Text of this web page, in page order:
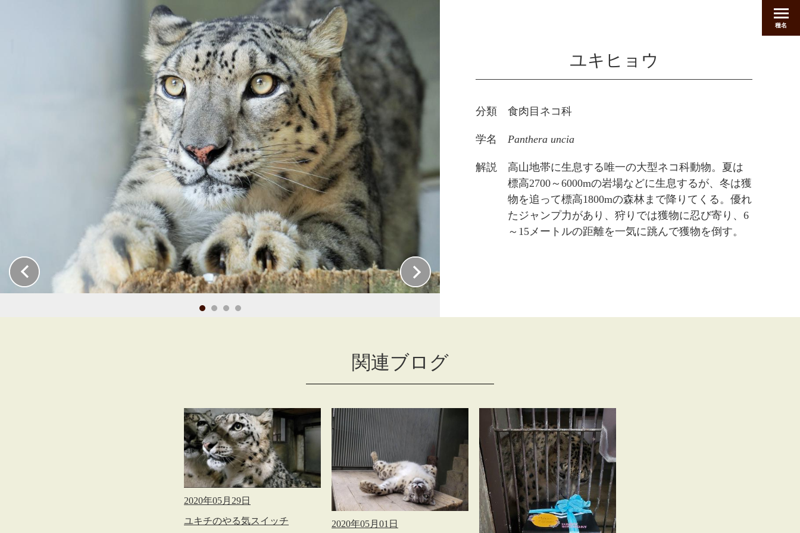
ユキヒョウ
分類 食肉目ネコ科
学名 Panthera uncia
解説
高山地帯に生息する唯一の大型ネコ科動物。夏は
標高2700～6000mの岩場などに生息するが、冬は獲
物を追って標高1800mの森林まで降りてくる。優れ
たジャンプ力があり、狩りでは獲物に忍び寄り、6
～15メートルの距離を一気に跳んで獲物を倒す。
関連ブログ
2020年05月29日
ユキチのやる気スイッチ
2020年05月01日
種名